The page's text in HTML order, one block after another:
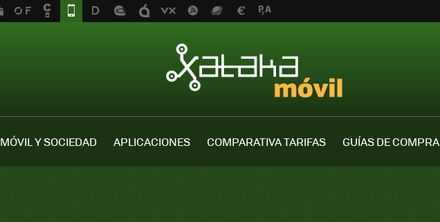
MÓVIL Y SOCIEDAD APLICACIONES COMPARATIVA TARIFAS
GUÍAS DE COMPRA